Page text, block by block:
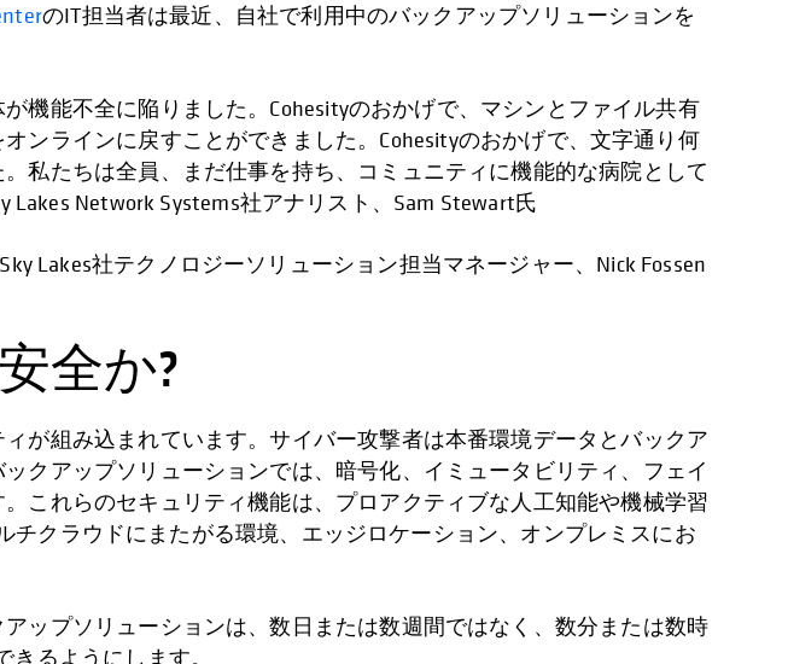
のIT担当者は最近、自社で利用中のバックアップソリューションを
機能不全に陥りました。Cohesityのおかげで、マシンとファイル共有
ンラインに戻すことができました。Cohesityのおかげで、文字通り何
私たちは全員、まだ仕事を持ち、コミュニティに機能的な病院として
Network Systems社アナリスト、Sam Stewart氏
Lakes社テクノロジーソリューション担当マネージャー、Nick Fossen
全か?
が組み込まれています。サイバー攻撃者は本番環境データとバックア
クアップソリューションでは、暗号化、イミュータビリティ、フェイ
これらのセキュリティ機能は、プロアクティブな人工知能や機械学習
クラウドにまたがる環境、エッジロケーション、オンプレミスにお
ップソリューションは、数日または数週間ではなく、数分または数時
るようにします。